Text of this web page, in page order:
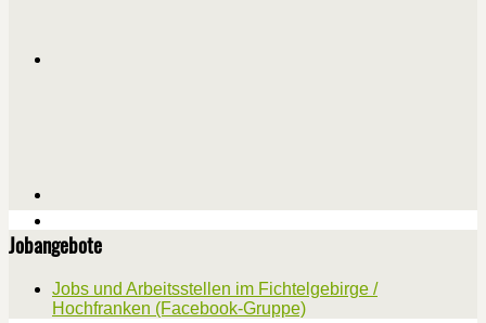
Jobangebote
Jobs und Arbeitsstellen im Fichtelgebirge /
Hochfranken (Facebook-Gruppe)